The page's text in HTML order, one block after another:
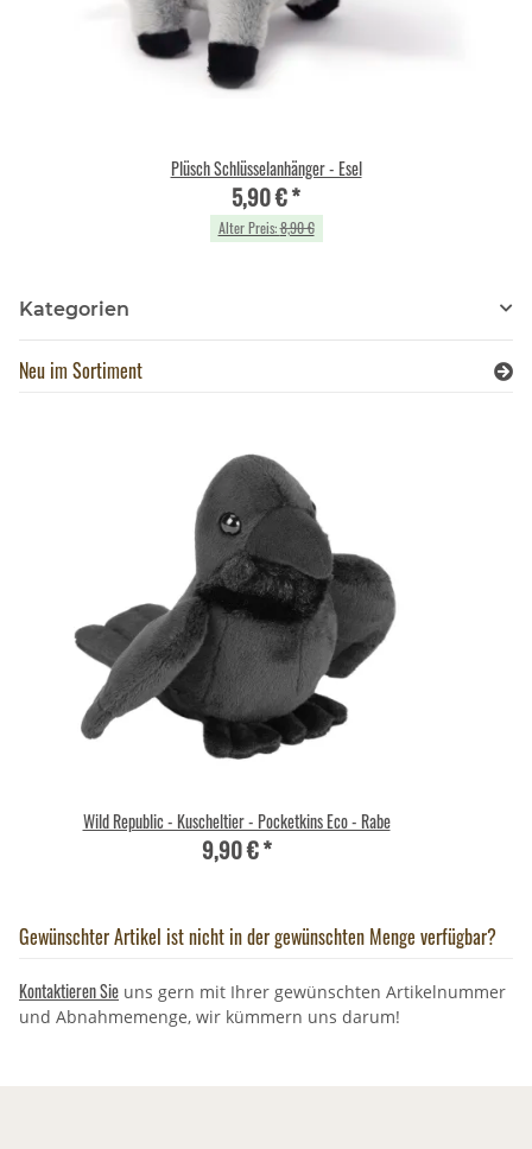
Plüsch Schlüsselanhänger - Esel
5,90 €*
Alter Preis:8,90 €
Kategorien
Neu im Sortiment
Wild Republic - Kuscheltier - Pocketkins Eco - Rabe
9,90 €*
Gewünschter Artikel ist nicht in der gewünschten Menge verfügbar?
Kontaktieren Sie uns gern mit Ihrer gewünschten Artikelnummer
und Abnahmemenge, wir kümmern uns darum!